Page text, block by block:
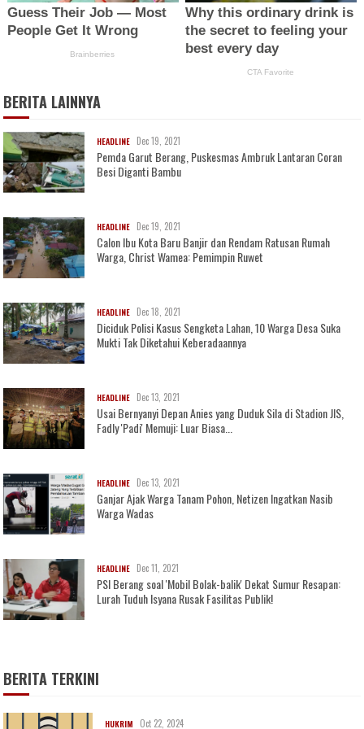
BERITA LAINNYA
HEADLINE Dec 19, 2021
Pemda Garut Berang, Puskesmas Ambruk Lantaran Coran
Besi Diganti Bambu
HEADLINE Dec 19, 2021
Calon Ibu Kota Baru Banjir dan Rendam Ratusan Rumah
Warga, Christ Wamea: Pemimpin Ruwet
HEADLINE Dec 18, 2021
Diciduk Polisi Kasus Sengketa Lahan, 10 Warga Desa Suka
Mukti Tak Diketahui Keberadaannya
HEADLINE Dec 13, 2021
Usai Bernyanyi Depan Anies yang Duduk Sila di Stadion JIS,
Fadly 'Padi' Memuji: Luar Biasa...
HEADLINE Dec 13, 2021
Ganjar Ajak Warga Tanam Pohon, Netizen Ingatkan Nasib
Warga Wadas
HEADLINE Dec 11, 2021
PSI Berang soal 'Mobil Bolak-balik' Dekat Sumur Resapan:
Lurah Tuduh Isyana Rusak Fasilitas Publik!
BERITA TERKINI
HUKRIM Oct 22, 2024